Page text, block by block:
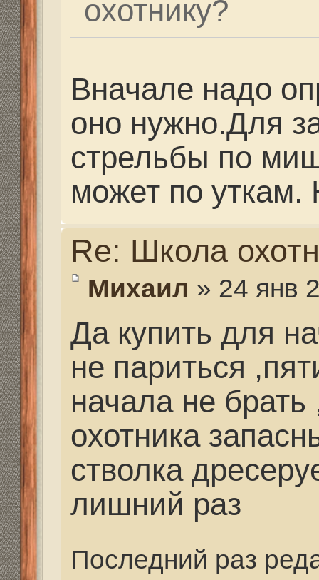
Re: Школа охотника
Mikhalich» 24 янв 2014,
Я совсем забыл,
5 лет.
Re: Школа охотника
partizan » 30 янв 2014,
super short magnum?
Re: Школа охотника
Михаил» 30 янв 2014,
В магазине заказать
товаром так и Вам